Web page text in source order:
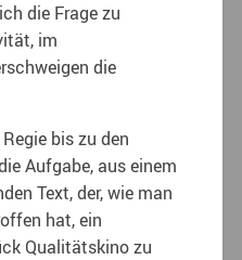
die Frage zu
im
die
bis zu den
Aufgabe, aus einem
Text, der, wie man
hat, ein
Qualitätskino zu